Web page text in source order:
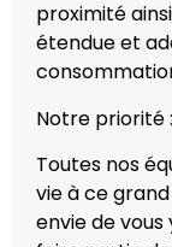
proximité
étendue et
Notre priorité
Toutes nos
vie à ce
envie de